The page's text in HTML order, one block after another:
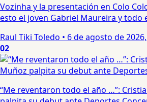
Vozinha y la presentación en Colo
esto el joven Gabriel Maureira y todo
Raul Tiki Toledo • 6 de agosto de
02
“Me reventaron todo el año …”: